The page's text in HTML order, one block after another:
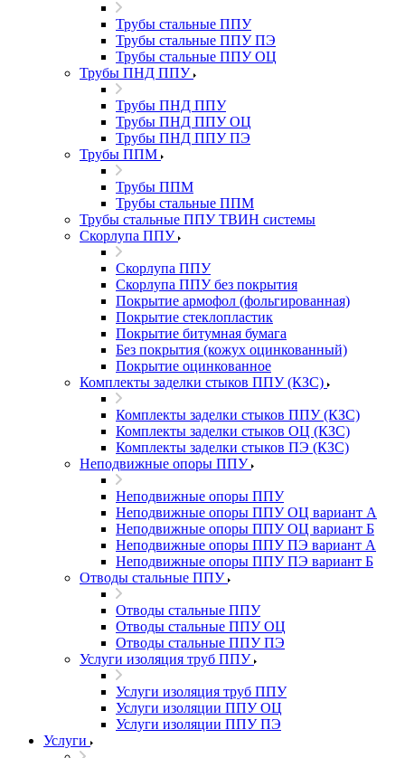
Трубы стальные ППУ
Трубы стальные ППУ ПЭ
Трубы стальные ППУ ОЦ
Трубы ПНД ППУ
Трубы ПНД ППУ
Трубы ПНД ППУ ОЦ
Трубы ПНД ППУ ПЭ
Трубы ППМ
Трубы ППМ
Трубы стальные ППМ
Трубы стальные ППУ ТВИН системы
Скорлупа ППУ
Скорлупа ППУ
Скорлупа ППУ без покрытия
Покрытие армофол (фольгированная)
Покрытие стеклопластик
Покрытие битумная бумага
Без покрытия (кожух оцинкованный)
Покрытие оцинкованное
Комплекты заделки стыков ППУ (КЗС)
Комплекты заделки стыков ППУ (КЗС)
Комплекты заделки стыков ОЦ (КЗС)
Комплекты заделки стыков ПЭ (КЗС)
Неподвижные опоры ППУ
Неподвижные опоры ППУ
Неподвижные опоры ППУ ОЦ вариант А
Неподвижные опоры ППУ ОЦ вариант Б
Неподвижные опоры ППУ ПЭ вариант А
Неподвижные опоры ППУ ПЭ вариант Б
Отводы стальные ППУ
Отводы стальные ППУ
Отводы стальные ППУ ОЦ
Отводы стальные ППУ ПЭ
Услуги изоляция труб ППУ
Услуги изоляция труб ППУ
Услуги изоляции ППУ ОЦ
Услуги изоляции ППУ ПЭ
Услуги